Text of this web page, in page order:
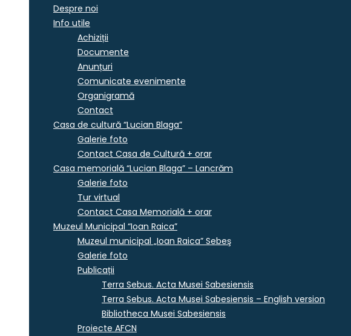
Despre noi
Info utile
Achiziții
Documente
Anunțuri
Comunicate evenimente
Organigramă
Contact
Casa de cultură “Lucian Blaga”
Galerie foto
Contact Casa de Cultură + orar
Casa memorială “Lucian Blaga” – Lancrăm
Galerie foto
Tur virtual
Contact Casa Memorială + orar
Muzeul Municipal “Ioan Raica”
Muzeul municipal „Ioan Raica” Sebeş
Galerie foto
Publicații
Terra Sebus. Acta Musei Sabesiensis
Terra Sebus. Acta Musei Sabesiensis – English version
Bibliotheca Musei Sabesiensis
Proiecte AFCN